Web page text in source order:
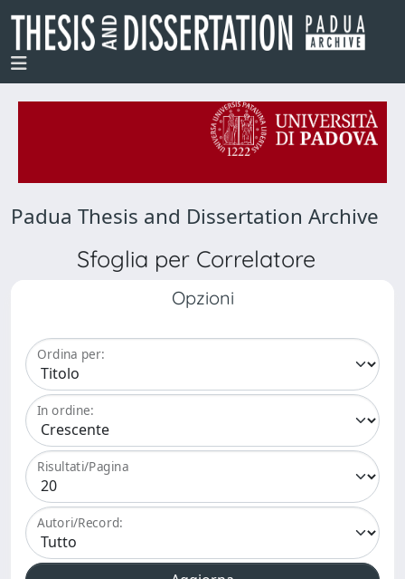
Padua Thesis and Dissertation Archive
Sfoglia per Correlatore
Opzioni
Ordina per:
In ordine:
Risultati/Pagina
Autori/Record: